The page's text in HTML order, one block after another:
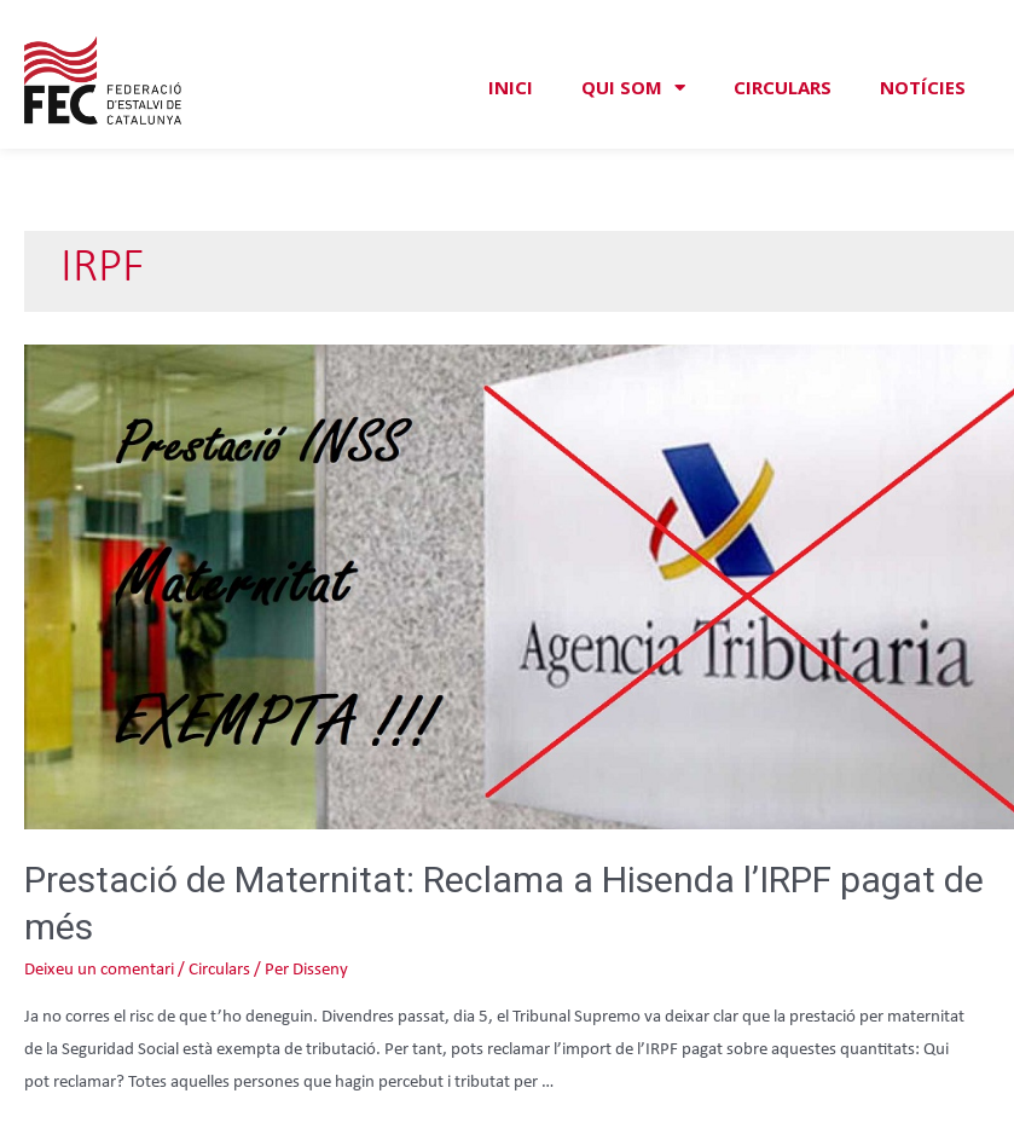
INICI QUI SOM CIRCULARS NOTÍCIES
IRPF
Prestació de Maternitat: Reclama a Hisenda l’IRPF pagat de
més
Deixeu un comentari / Circulars / Per Disseny
Ja no corres el risc de que t’ho deneguin. Divendres passat, dia 5, el Tribunal Supremo va deixar clar que la prestació per maternitat
de la Seguridad Social està exempta de tributació. Per tant, pots reclamar l’import de l’IRPF pagat sobre aquestes quantitats: Qui
pot reclamar? Totes aquelles persones que hagin percebut i tributat per …